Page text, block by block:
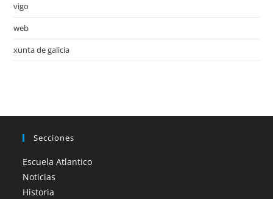
vigo
web
xunta de galicia
Secciones
Escuela Atlantico
Noticias
Historia